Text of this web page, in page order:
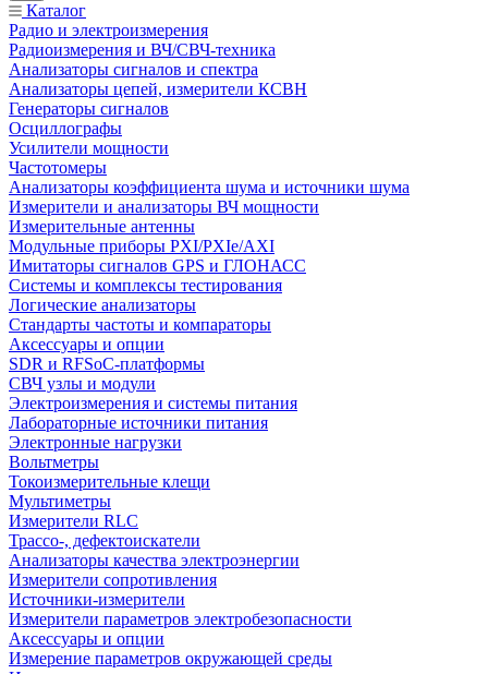
Каталог
Радио и электроизмерения
Радиоизмерения и ВЧ/СВЧ-техника
Анализаторы сигналов и спектра
Анализаторы цепей, измерители КСВН
Генераторы сигналов
Осциллографы
Усилители мощности
Частотомеры
Анализаторы коэффициента шума и источники шума
Измерители и анализаторы ВЧ мощности
Измерительные антенны
Модульные приборы PXI/PXIe/AXI
Имитаторы сигналов GPS и ГЛОНАСС
Системы и комплексы тестирования
Логические анализаторы
Стандарты частоты и компараторы
Аксессуары и опции
SDR и RFSoC‑платформы
СВЧ узлы и модули
Электроизмерения и системы питания
Лабораторные источники питания
Электронные нагрузки
Вольтметры
Токоизмерительные клещи
Мультиметры
Измерители RLC
Трассо-, дефектоискатели
Анализаторы качества электроэнергии
Измерители сопротивления
Источники-измерители
Измерители параметров электробезопасности
Аксессуары и опции
Измерение параметров окружающей среды